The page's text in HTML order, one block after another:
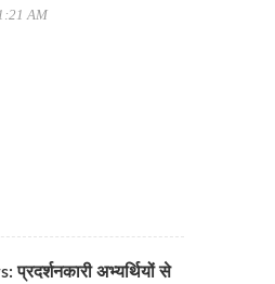
AM
अभ्यर्थियों से